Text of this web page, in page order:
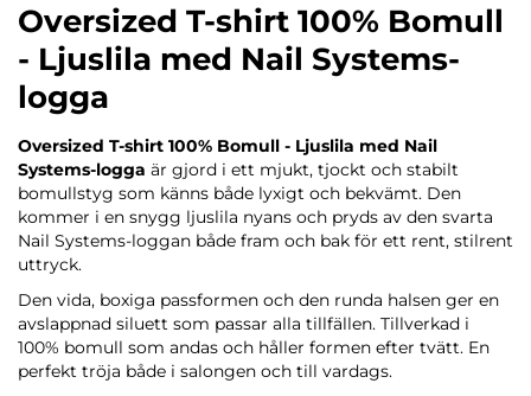
Oversized T-shirt 100% Bomull
- Ljuslila med Nail Systems-
logga
Oversized T-shirt 100% Bomull - Ljuslila med Nail
Systems-logga är gjord i ett mjukt, tjockt och stabilt
bomullstyg som känns både lyxigt och bekvämt. Den
kommer i en snygg ljuslila nyans och pryds av den svarta
Nail Systems-loggan både fram och bak för ett rent, stilrent
uttryck.
Den vida, boxiga passformen och den runda halsen ger en
avslappnad siluett som passar alla tillfällen. Tillverkad i
100% bomull som andas och håller formen efter tvätt. En
perfekt tröja både i salongen och till vardags.